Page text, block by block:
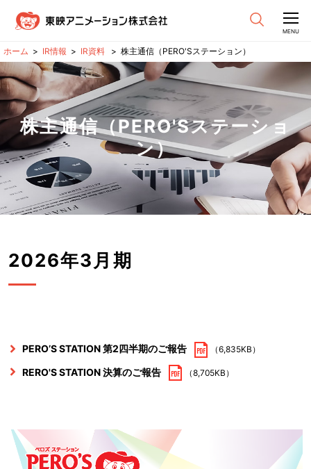
CLOSE
MENU
IR情報 IR資料 株主通信（PERO'Sステーション）
株主通信（PERO'Sステーショ
ン）
2026年3月期
PERO’S STATION 第2四半期のご報告 （6,835KB）
RERO'S STATION 決算のご報告 （8,705KB）